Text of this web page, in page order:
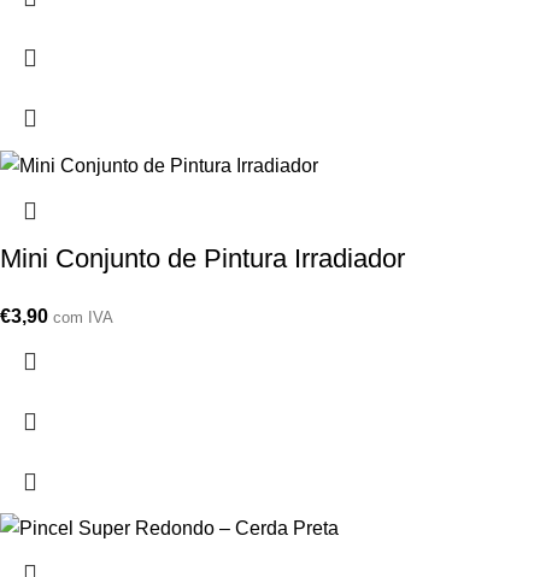
Mini Conjunto de Pintura Irradiador
€3,90 com IVA